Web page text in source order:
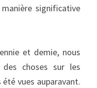
significative
et demie, nous
choses sur les
vues auparavant.